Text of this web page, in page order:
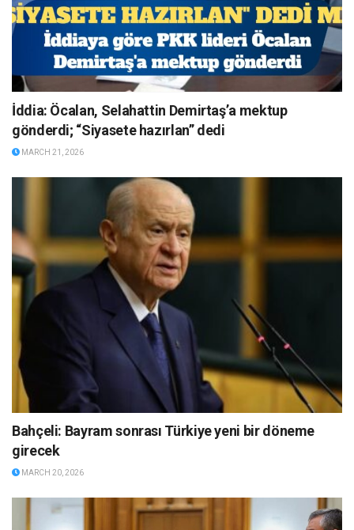
İddia: Öcalan, Selahattin Demirtaş’a mektup
gönderdi; “Siyasete hazırlan” dedi
MARCH 21, 2026
Bahçeli: Bayram sonrası Türkiye yeni bir döneme
girecek
MARCH 20, 2026